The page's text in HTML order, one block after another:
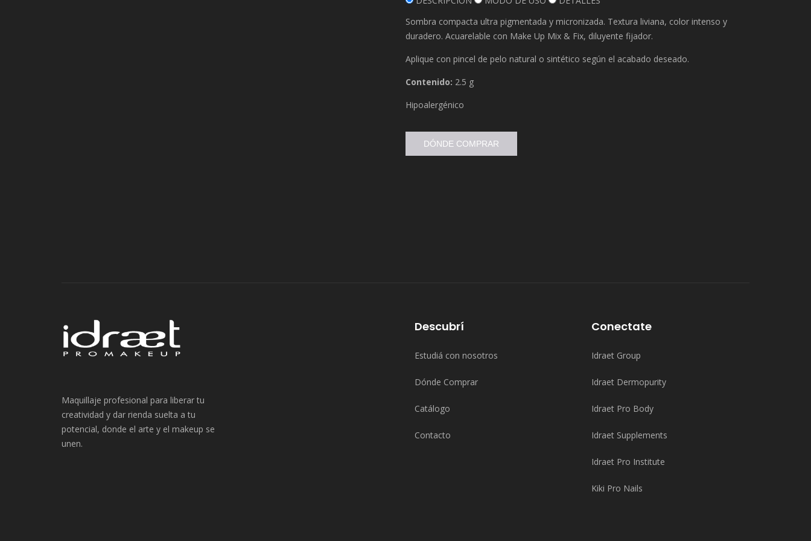
Sombra compacta ultra pigmentada y micronizada. Textura liviana, color intenso y
duradero. Acuarelable con Make Up Mix & Fix, diluyente fijador.
Aplique con pincel de pelo natural o sintético según el acabado deseado.
Contenido: 2.5 g
Hipoalergénico
DÓNDE COMPRAR
Maquillaje profesional para liberar tu
creatividad y dar rienda suelta a tu
potencial, donde el arte y el makeup se
unen.
Descubrí
Estudiá con nosotros
Dónde Comprar
Catálogo
Contacto
Conectate
Idraet Group
Idraet Dermopurity
Idraet Pro Body
Idraet Supplements
Idraet Pro Institute
Kiki Pro Nails